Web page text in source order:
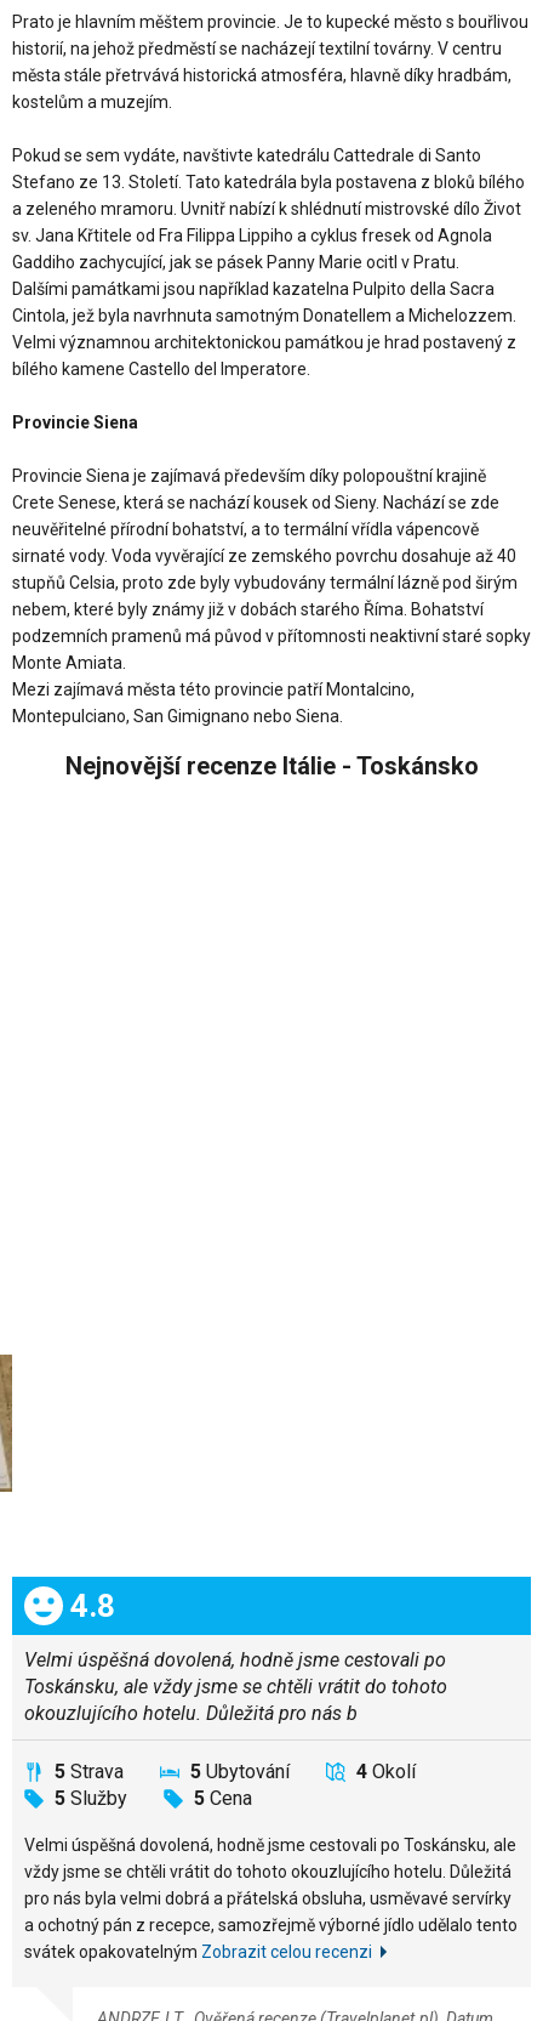
Prato je hlavním měštem provincie. Je to kupecké město s bouřlivou
historií, na jehož předměstí se nacházejí textilní továrny. V centru
města stále přetrvává historická atmosféra, hlavně díky hradbám,
kostelům a muzejím.
Pokud se sem vydáte, navštivte katedrálu Cattedrale di Santo
Stefano ze 13. Století. Tato katedrála byla postavena z bloků bílého
a zeleného mramoru. Uvnitř nabízí k shlédnutí mistrovské dílo Život
sv. Jana Křtitele od Fra Filippa Lippiho a cyklus fresek od Agnola
Gaddiho zachycující, jak se pásek Panny Marie ocitl v Pratu.
Dalšími památkami jsou například kazatelna Pulpito della Sacra
Cintola, jež byla navrhnuta samotným Donatellem a Michelozzem.
Velmi významnou architektonickou památkou je hrad postavený z
bílého kamene Castello del Imperatore.
Provincie Siena
Provincie Siena je zajímavá především díky polopouštní krajině
Crete Senese, která se nachází kousek od Sieny. Nachází se zde
neuvěřitelné přírodní bohatství, a to termální vřídla vápencově
sirnaté vody. Voda vyvěrající ze zemského povrchu dosahuje až 40
stupňů Celsia, proto zde byly vybudovány termální lázně pod širým
nebem, které byly známy již v dobách starého Říma. Bohatství
podzemních pramenů má původ v přítomnosti neaktivní staré sopky
Monte Amiata.
Mezi zajímavá města této provincie patří Montalcino,
Montepulciano, San Gimignano nebo Siena.
Nejnovější recenze Itálie - Toskánsko
Celkem:
4.8
Velmi úspěšná dovolená, hodně jsme cestovali po
Toskánsku, ale vždy jsme se chtěli vrátit do tohoto
okouzlujícího hotelu. Důležitá pro nás b
5 Strava 5 Ubytování 4 Okolí
5 Služby 5 Cena
Velmi úspěšná dovolená, hodně jsme cestovali po Toskánsku, ale
vždy jsme se chtěli vrátit do tohoto okouzlujícího hotelu. Důležitá
pro nás byla velmi dobrá a přátelská obsluha, usměvavé servírky
a ochotný pán z recepce, samozřejmě výborné jídlo udělalo tento
svátek opakovatelným Zobrazit celou recenzi